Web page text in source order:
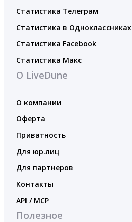
Статистика Телеграм
Статистика в Одноклассниках
Статистика Facebook
Статистика Макс
О LiveDune
О компании
Оферта
Приватность
Для юр.лиц
Для партнеров
Контакты
API / MCP
Полезное